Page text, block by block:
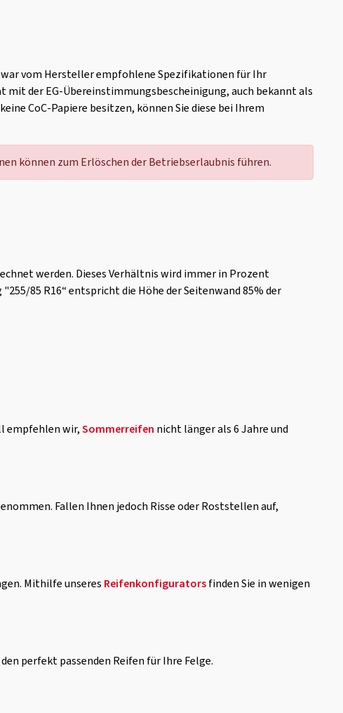
vom Hersteller empfohlene Spezifikationen für Ihr
mit der EG-Übereinstimmungsbescheinigung, auch bekannt als
CoC-Papiere besitzen, können Sie diese bei Ihrem
können zum Erlöschen der Betriebserlaubnis führen.
werden. Dieses Verhältnis wird immer in Prozent
85 R16“ entspricht die Höhe der Seitenwand 85% der
empfehlen wir,Sommerreifen nicht länger als 6 Jahre und
Fallen Ihnen jedoch Risse oder Roststellen auf,
Mithilfe unseres Reifenkonfiguratorsfinden Sie in wenigen
perfekt passenden Reifen für Ihre Felge.